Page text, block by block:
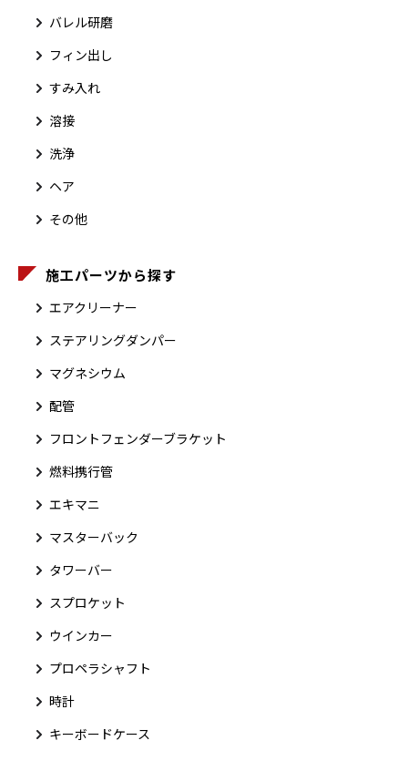
バレル研磨
フィン出し
すみ入れ
溶接
洗浄
ヘア
その他
施工パーツから探す
エアクリーナー
ステアリングダンパー
マグネシウム
配管
フロントフェンダーブラケット
燃料携行管
エキマニ
マスターバック
タワーバー
スプロケット
ウインカー
プロペラシャフト
時計
キーボードケース